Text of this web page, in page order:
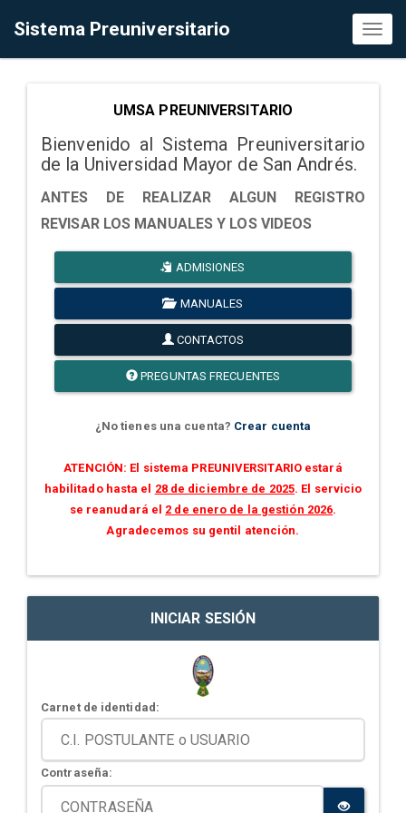
Sistema Preuniversitario
UMSA PREUNIVERSITARIO
Bienvenido al Sistema Preuniversitario
de la Universidad Mayor de San Andrés.
ANTES DE REALIZAR ALGUN REGISTRO
REVISAR LOS MANUALES Y LOS VIDEOS
ADMISIONES
MANUALES
CONTACTOS
PREGUNTAS FRECUENTES
¿No tienes una cuenta? Crear cuenta
ATENCIÓN: El sistema PREUNIVERSITARIO estará
habilitado hasta el 28 de diciembre de 2025. El servicio
se reanudará el 2 de enero de la gestión 2026.
Agradecemos su gentil atención.
INICIAR SESIÓN
Carnet de identidad:
Contraseña: